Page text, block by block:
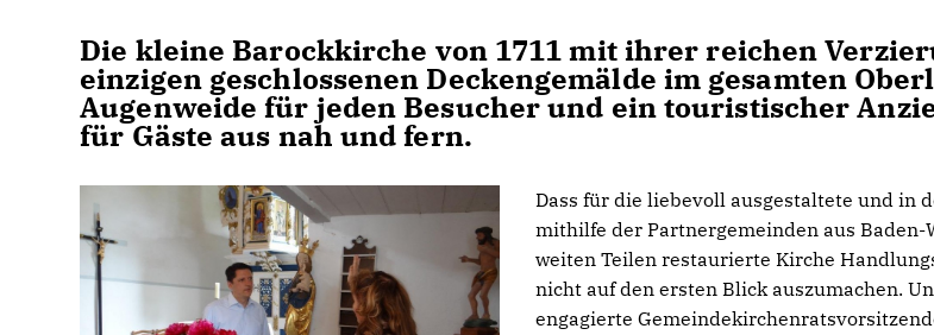
Die kleine Barockkirche von 1711 mit ihrer reichen
einzigen geschlossenen Deckengemälde im gesamten
Augenweide für jeden Besucher und ein touristischer
für Gäste aus nah und fern.
Dass für die liebevoll ausgestaltete und in
mithilfe der Partnergemeinden aus
weiten Teilen restaurierte Kirche
nicht auf den ersten Blick auszumachen.
engagierte